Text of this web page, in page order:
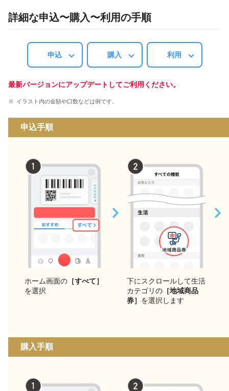
詳細な申込〜購入〜利用の手順
申込 購入 利用
最新バージョンにアップデートしてご利用ください。
イラスト内の金額や口数などは例です。
申込手順
ホーム画面の ［すべて］
を選択
下にスクロールして生活
カテゴリの ［地域商品
券］ を選択します
購入手順